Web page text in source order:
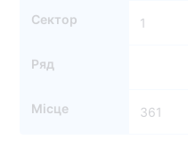
Сектор 1
Ряд
Місце 361